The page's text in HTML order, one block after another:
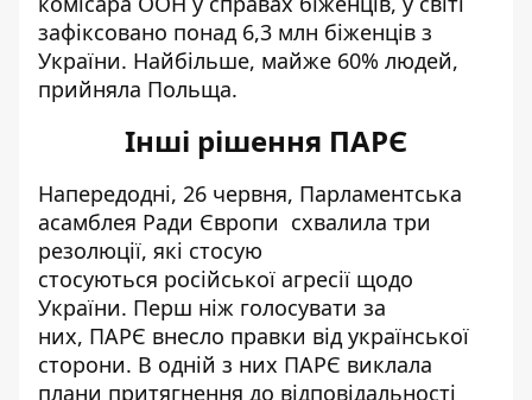
зафіксовано понад 6,3 млн біженців з
України. Найбільше, майже 60% людей,
прийняла Польща.
Інші рішення ПАРЄ
Напередодні, 26 червня, Парламентська
асамблея Ради Європи схвалила три
резолюції, які стосую
стосуються російської агресії щодо
України. Перш ніж голосувати за
них, ПАРЄ внесло правки від української
сторони. В одній з них ПАРЄ виклала
плани притягнення до відповідальності